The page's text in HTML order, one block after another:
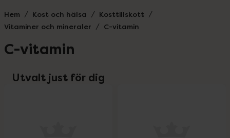
Hem Kost och hälsa
Kosttillskott
Vitaminer och mineraler
C-vitamin
C-vitamin
Utvalt just för dig